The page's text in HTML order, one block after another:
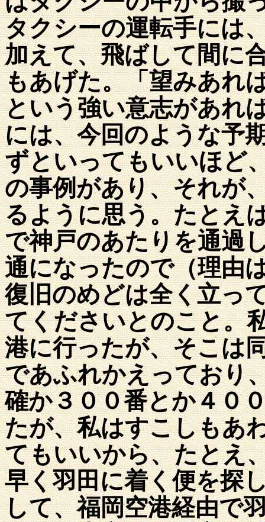
タクシーの運転手には
加えて、飛ばして間に
もあげた。「望みあれ
という強い意志があれ
には、今回のような予
ずといってもいいほど
の事例があり、それが
るように思う。たとえ
で神戸のあたりを通過
通になったので（理由
復旧のめどは全く立っ
てくださいとのこと。
港に行ったが、そこは
であふれかえっており
確か３００番とか４０
たが、私はすこしもあ
てもいいから、たとえ
早く羽田に着く便を探
して、福岡空港経由で